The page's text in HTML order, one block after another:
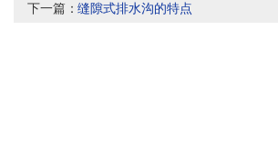
下一篇：缝隙式排水沟的特点